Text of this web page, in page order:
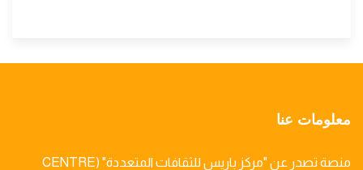
معلومات عنا
منصة تصدر عن "مركز باريس للثقافات المتعددة" (CENTRE